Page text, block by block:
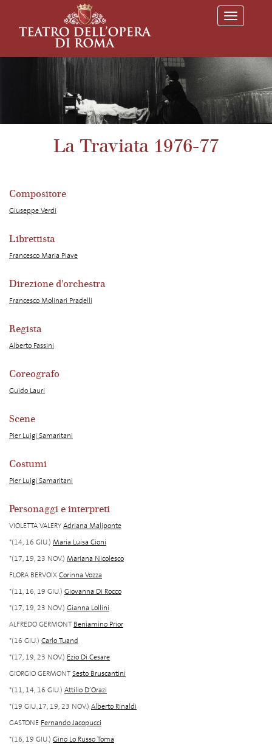
T
o
l
e
n
v
La Traviata 1976-77
Compositore
Giuseppe Verdi
Librettista
Francesco Maria Piave
Direzione d'orchestra
Francesco Molinari Pradelli
Regista
Alberto Fassini
Coreografo
Guido Lauri
Scene
Pier Luigi Samaritani
Costumi
Pier Luigi Samaritani
Personaggi e interpreti
VIOLETTA VALERYAdriana Maliponte
*(14, 16 GIU.) Maria Luisa Cioni
*(17, 19, 23 NOV.) Mariana Nicolesco
FLORA BERVOIXCorinna Vozza
*(11, 16, 19 GIU.) Giovanna Di Rocco
*(17, 19, 23 NOV.) Gianna Lollini
ALFREDO GERMONT Beniamino Prior
*(16 GIU.) Carlo Tuand
*(17, 19, 23 NOV.) Ezio Di Cesare
GIORGIO GERMONTSesto Bruscantini
*(11, 14, 16 GIU.) Attilio D’Orazi
*(19 GIU.,17, 19, 23 NOV.) Alberto Rinaldi
GASTONE Fernando Jacopucci
*(16, 19 GIU.) Gino Lo Russo Toma